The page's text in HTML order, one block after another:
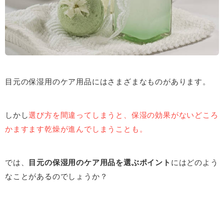
目元の保湿用のケア用品にはさまざまなものがあります。
しかし選び方を間違ってしまうと、保湿の効果がないどころ
かますます乾燥が進んでしまうことも。
では、 目元の保湿用のケア用品を選ぶポイント にはどのよう
なことがあるのでしょうか？